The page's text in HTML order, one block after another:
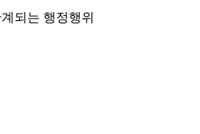
되는 행정행위